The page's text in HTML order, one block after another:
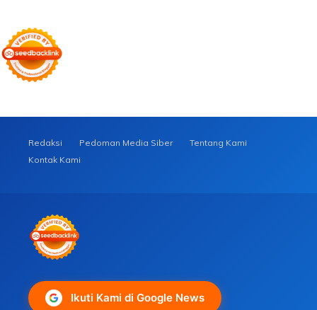
Redaksi Pedoman Media Siber
Tentang Kami
Kontak Kami
Ikuti Kami di Google News